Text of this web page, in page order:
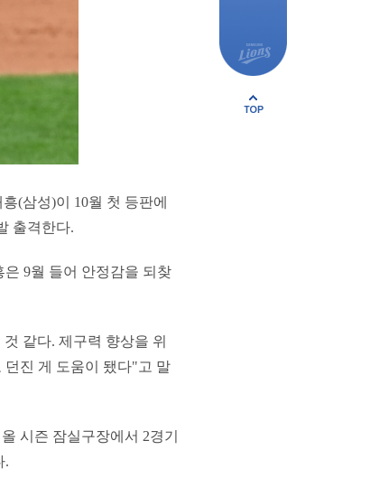
(삼성)이 10월 첫 등판에
출격한다.
은 9월 들어 안정감을 되찾
같다. 제구력 향상을 위
진 게 도움이 됐다"고 말
시즌 잠실구장에서 2경기
.